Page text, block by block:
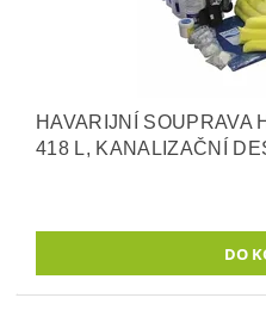
HAVARIJNÍ SOUPRAVA
418 L, KANALIZAČNÍ